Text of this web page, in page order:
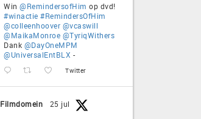
Win @RemindersofHim op dvd!
#winactie #RemindersOfHim
@colleenhoover @vcaswill
@MaikaMonroe @TyriqWithers
Dank @DayOneMPM
@UniversalEntBLX -
Twitter
Filmdomein 25 jul